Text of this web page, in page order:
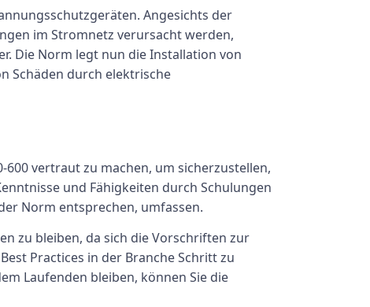
Angesichts der
im Stromnetz verursacht werden,
Die Norm legt nun die Installation von
Schäden durch elektrische
vertraut zu machen, um sicherzustellen,
und Fähigkeiten durch Schulungen
Norm entsprechen, umfassen.
zu bleiben, da sich die Vorschriften zur
Practices in der Branche Schritt zu
Laufenden bleiben, können Sie die